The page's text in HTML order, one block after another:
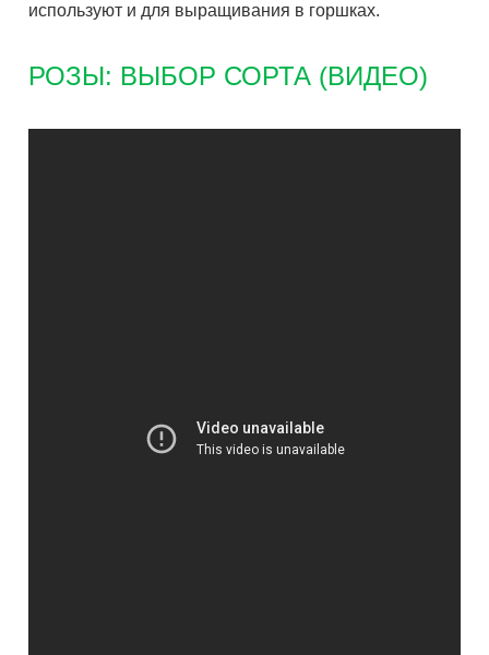
используют и для выращивания в горшках.
РОЗЫ: ВЫБОР СОРТА (ВИДЕО)